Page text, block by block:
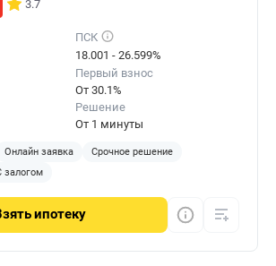
3.7
ПСК
18.001 - 26.599%
Первый взнос
От 30.1%
Решение
От 1 минуты
Онлайн заявка
Срочное решение
залогом
ипотеку